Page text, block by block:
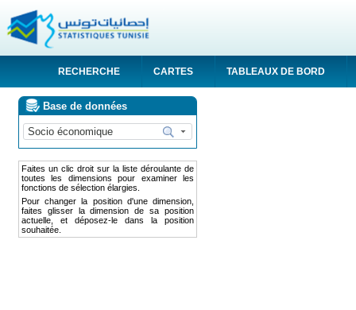
RECHERCHE CARTES TABLEAUX DE BORD
Base de données
Faites un clic droit sur la liste déroulante de
toutes les dimensions pour examiner les
fonctions de sélection élargies.
Pour changer la position d'une dimension,
faites glisser la dimension de sa position
actuelle, et déposez-le dans la position
souhaitée.